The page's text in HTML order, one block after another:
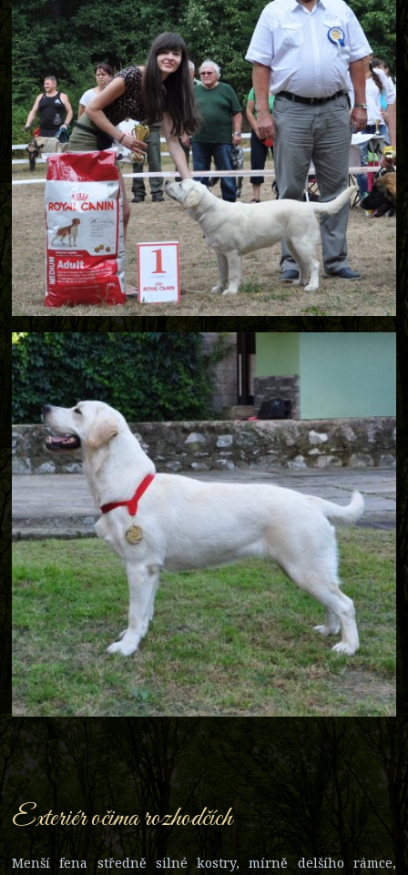
Exteriér očima rozhodčích
Menší fena středně silné kostry, mírně delšího rámce,